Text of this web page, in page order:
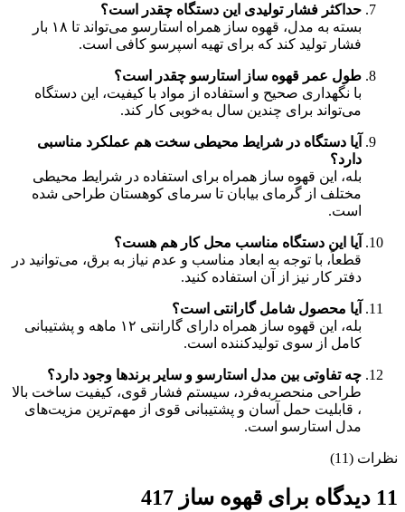
حداکثر فشار تولیدی این دستگاه چقدر است؟
بسته به مدل، قهوه ساز همراه استارسو می‌تواند تا ۱۸ بار
فشار تولید کند که برای تهیه اسپرسو کافی است.
طول عمر قهوه ساز استارسو چقدر است؟
با نگهداری صحیح و استفاده از مواد با کیفیت، این دستگاه
می‌تواند برای چندین سال به‌خوبی کار کند.
آیا دستگاه در شرایط محیطی سخت هم عملکرد مناسبی
دارد؟
بله، این قهوه ساز همراه برای استفاده در شرایط محیطی
مختلف از گرمای بیابان تا سرمای کوهستان طراحی شده
است.
آیا این دستگاه مناسب محل کار هم هست؟
قطعاً، با توجه به ابعاد مناسب و عدم نیاز به برق، می‌توانید در
دفتر کار نیز از آن استفاده کنید.
آیا محصول شامل گارانتی است؟
بله، این قهوه ساز همراه دارای گارانتی ۱۲ ماهه و پشتیبانی
کامل از سوی تولیدکننده است.
چه تفاوتی بین مدل استارسو و سایر برندها وجود دارد؟
طراحی منحصر‌به‌فرد، سیستم فشار قوی، کیفیت ساخت بالا
، قابلیت حمل آسان و پشتیبانی قوی از مهم‌ترین مزیت‌های
مدل استارسو است.
نظرات (11)
11 دیدگاه برای قهوه ساز 417